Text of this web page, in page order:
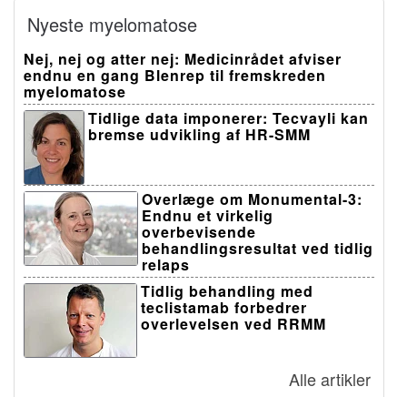
Nyeste myelomatose
Nej, nej og atter nej: Medicinrådet afviser
endnu en gang Blenrep til fremskreden
myelomatose
Tidlige data imponerer: Tecvayli kan
bremse udvikling af HR-SMM
Overlæge om Monumental-3:
Endnu et virkelig
overbevisende
behandlingsresultat ved tidlig
relaps
Tidlig behandling med
teclistamab forbedrer
overlevelsen ved RRMM
Alle artikler